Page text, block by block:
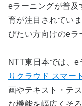
eラーニングが普及
育が注目されてい
びたい方向けのeラ
NTT東日本では、
りクラウド スマー
画やテキスト・テ
な機能を幅広くそ